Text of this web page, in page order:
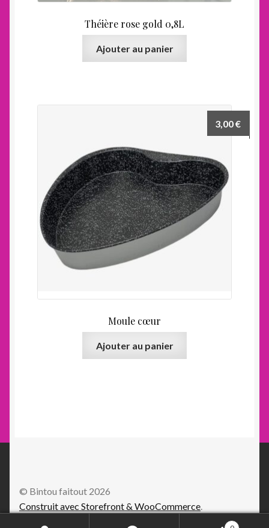
Théière rose gold 0,8L
Ajouter au panier
Moule cœur
3,00€
Ajouter au panier
© Bintou faitout 2026
Construit avec Storefront & WooCommerce